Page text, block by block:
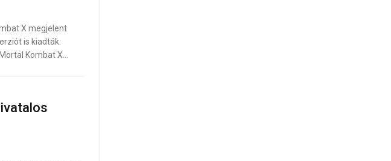
X megjelent
is kiadták.
Kombat X…